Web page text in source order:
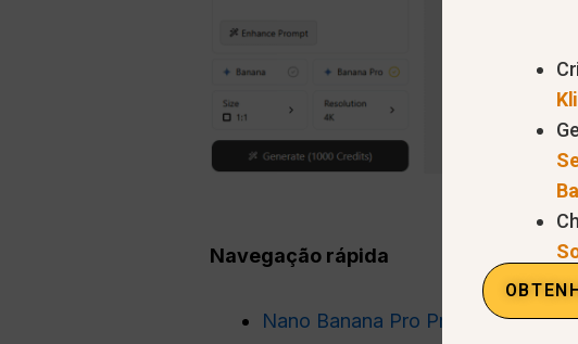
Navegação rápida
Nano Banana Pro Pricing